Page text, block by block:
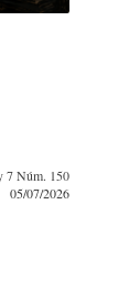
7 Núm. 150
05/07/2026